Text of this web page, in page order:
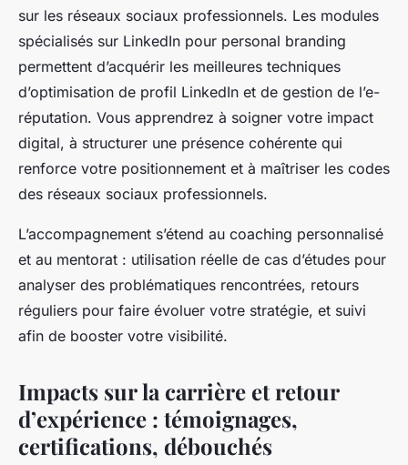
sur les réseaux sociaux professionnels. Les modules
spécialisés sur LinkedIn pour personal branding
permettent d’acquérir les meilleures techniques
d’optimisation de profil LinkedIn et de gestion de l’e-
réputation. Vous apprendrez à soigner votre impact
digital, à structurer une présence cohérente qui
renforce votre positionnement et à maîtriser les codes
des réseaux sociaux professionnels.
L’accompagnement s’étend au coaching personnalisé
et au mentorat : utilisation réelle de cas d’études pour
analyser des problématiques rencontrées, retours
réguliers pour faire évoluer votre stratégie, et suivi
afin de booster votre visibilité.
Impacts sur la carrière et retour
d’expérience : témoignages,
certifications, débouchés